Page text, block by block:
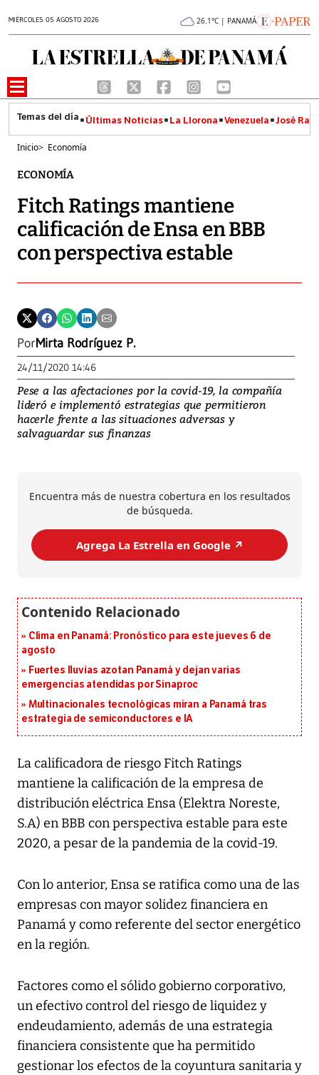
MIÉRCOLES 05 AGOSTO 2026 26.1°C | PANAMÁ
Últimas Noticias La Llorona Venezuela José
Inicio> Economía
ECONOMÍA
Fitch Ratings mantiene
calificación de Ensa en BBB
con perspectiva estable
PorMirta Rodríguez P.
24/11/2020 14:46
Pese a las afectaciones por la covid-19, la compañía
lideró e implementó estrategias que permitieron
hacerle frente a las situaciones adversas y
salvaguardar sus finanzas
Encuentra más de nuestra cobertura en los resultados
de búsqueda.
Agrega La Estrella en Google ↗️
Clima en Panamá: Pronóstico para este jueves 6 de
agosto
Fuertes lluvias azotan Panamá y dejan varias
emergencias atendidas por Sinaproc
Multinacionales tecnológicas miran a Panamá tras
estrategia de semiconductores e IA
La calificadora de riesgo Fitch Ratings
mantiene la calificación de la empresa de
distribución eléctrica Ensa (Elektra Noreste,
S.A) en BBB con perspectiva estable para este
2020, a pesar de la pandemia de la covid-19.
Con lo anterior, Ensa se ratifica como una de las
empresas con mayor solidez financiera en
Panamá y como referente del sector energético
en la región.
Factores como el sólido gobierno corporativo,
un efectivo control del riesgo de liquidez y
endeudamiento, además de una estrategia
financiera consistente que ha permitido
gestionar los efectos de la coyuntura sanitaria y